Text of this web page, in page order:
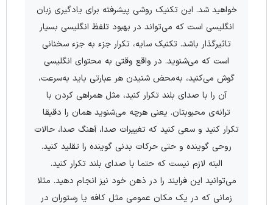
خواهید شد. این تکنیک روشی پیشرفته برای یادگیری زبان
انگلیسی است که می‌تواند در بهبود تلفظ انگلیسی بسیار
تاثیرگذار باشد. تکنیک سایه، تکرار جزء به جزء سخنانی
است که می‌شنوید. در واقع وقتی به محتوای انگلیسی
گوش می‌کنید، به‌محض شنیدن هر عبارتی باید به‌سرعت،
آن را با صدای بلند تکرار کنید، مثل همراهی کردن با
ترانه‌ی محبوبتان. یعنی هرچه می‌شنوید همان را دقیقا
تکرار ‌کنید و سعی ‌کنید که تغییرات صدا، آهنگ صدا، حالات
روحی گوینده و حتی حرکات بدنی گوینده را تقلید کنید.
البته لازم نیست که حتما با صدای بلند تکرار کنید.
می‌توانید این فرایند را در ذهن خود نیز انجام دهید. مثلا
زمانی که در یک مکان عمومی مثل کافه یا رستوران در